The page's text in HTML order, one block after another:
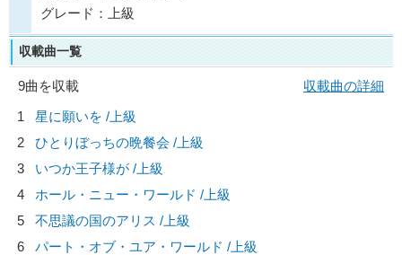
グレード：上級
収載曲一覧
9曲を収載
収載曲の詳細
1
星に願いを /上級
2
ひとりぼっちの晩餐会 /上級
3
いつか王子様が /上級
4
ホール・ニュー・ワールド /上級
5
不思議の国のアリス /上級
6
パート・オブ・ユア・ワールド /上級